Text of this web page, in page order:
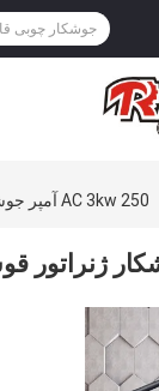
AC 3kw 250 آمپر جوشکار ژنراتور قوس فرکانس متوسط ​​531cc جابجایی